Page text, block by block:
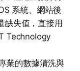
系統、網站後
缺失值，直接用
Technology
業的數據清洗與